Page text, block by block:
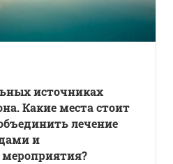
источниках
Какие места стоит
лечение
и
мероприятия?